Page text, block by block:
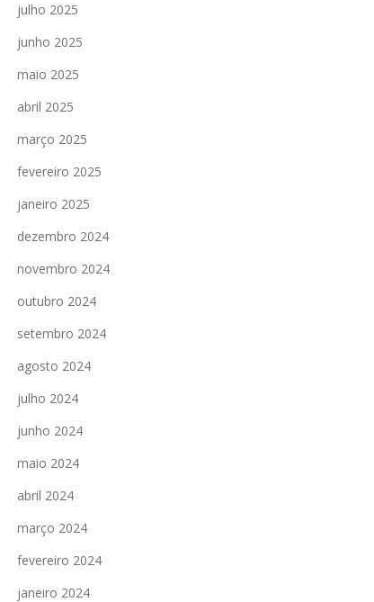
julho 2025
junho 2025
maio 2025
abril 2025
março 2025
fevereiro 2025
janeiro 2025
dezembro 2024
novembro 2024
outubro 2024
setembro 2024
agosto 2024
julho 2024
junho 2024
maio 2024
abril 2024
março 2024
fevereiro 2024
janeiro 2024